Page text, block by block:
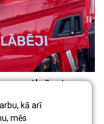
kā arī
mēs
un atbrīvota